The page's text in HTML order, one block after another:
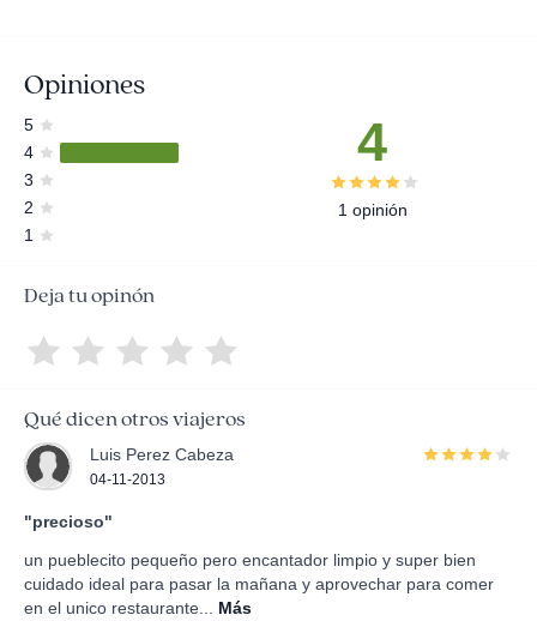
Opiniones
5
4
3
2
1
4
1 opinión
Deja tu opinón
Qué dicen otros viajeros
Luis Perez Cabeza
04-11-2013
"precioso"
un pueblecito pequeño pero encantador limpio y super bien
cuidado ideal para pasar la mañana y aprovechar para comer
en el unico restaurante...
Más